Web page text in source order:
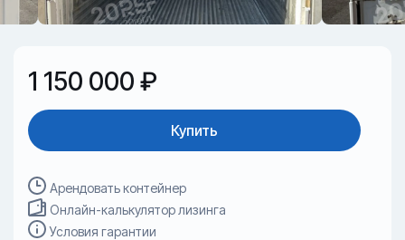
1 150 000 ₽
Купить
Арендовать контейнер
Онлайн-калькулятор лизинга
Условия гарантии